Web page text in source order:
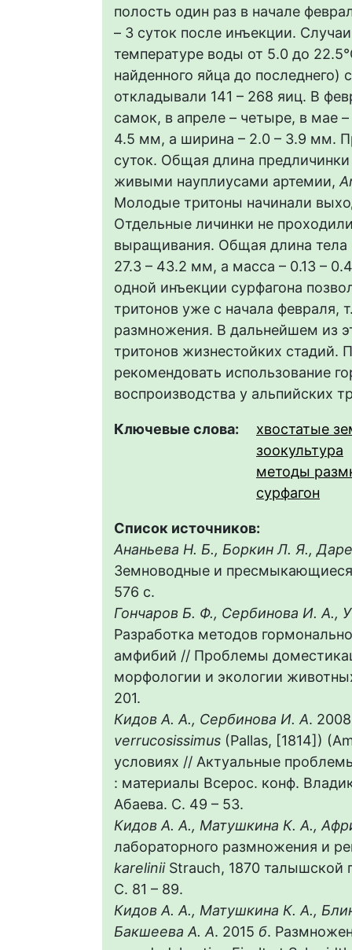
полость один раз в начале
– 3 суток после инъекции.
температуре воды от 5.0 до
найденного яйца до последнего)
откладывали 141 – 268 яиц. В
самок, в апреле – четыре, в мае
4.5 мм, а ширина – 2.0 – 3.9 мм.
суток. Общая длина
живыми науплиусами артемии,
Молодые тритоны начинали
Отдельные личинки не
выращивания. Общая длина тела
27.3 – 43.2 мм, а масса – 0.13 –
одной инъекции сурфагона
тритонов уже с начала февраля,
размножения. В дальнейшем из
тритонов жизнестойких стадий.
рекомендовать использование
воспроизводства у альпийских
Ключевые слова:
хвостатые
зоокультура
методы
сурфагон
Список источников:
Ананьева Н. Б., Боркин Л. Я.,
Земноводные и
576 с.
Гончаров Б. Ф., Сербинова И. А.,
Разработка методов
амфибий // Проблемы
морфологии и экологии
201.
Кидов А. А., Сербинова И. А.
verrucosissimus (Pallas, [1814])
условиях // Актуальные
: материалы Всерос. конф.
Абаева. С. 49 – 53.
Кидов А. А., Матушкина К. А.,
лабораторного размножения и
karelinii Strauch, 1870 талышской
С. 81 – 89.
Кидов А. А., Матушкина К. А.,
Бакшеева А. А. 2015 б.